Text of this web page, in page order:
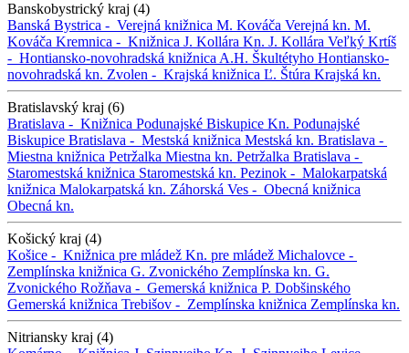
Banskobystrický kraj (4)
Banská Bystrica - Verejná knižnica M. Kováča Verejná kn. M.
Kováča Kremnica - Knižnica J. Kollára Kn. J. Kollára Veľký Krtíš
- Hontiansko-novohradská knižnica A.H. Škultétyho Hontiansko-
novohradská kn. Zvolen - Krajská knižnica Ľ. Štúra Krajská kn.
Bratislavský kraj (6)
Bratislava - Knižnica Podunajské Biskupice Kn. Podunajské
Biskupice Bratislava - Mestská knižnica Mestská kn. Bratislava -
Miestna knižnica Petržalka Miestna kn. Petržalka Bratislava -
Staromestská knižnica Staromestská kn. Pezinok - Malokarpatská
knižnica Malokarpatská kn. Záhorská Ves - Obecná knižnica
Obecná kn.
Košický kraj (4)
Košice - Knižnica pre mládež Kn. pre mládež Michalovce -
Zemplínska knižnica G. Zvonického Zemplínska kn. G.
Zvonického Rožňava - Gemerská knižnica P. Dobšinského
Gemerská knižnica Trebišov - Zemplínska knižnica Zemplínska kn.
Nitriansky kraj (4)